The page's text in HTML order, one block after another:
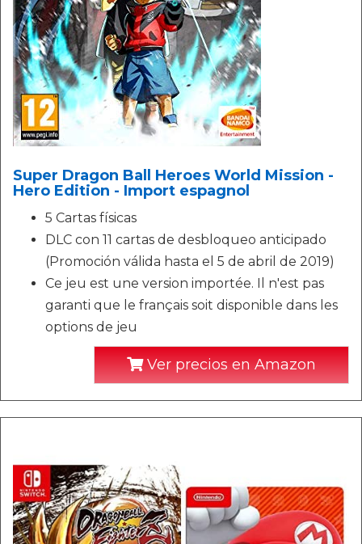
Super Dragon Ball Heroes World Mission -
Hero Edition - Import espagnol
5 Cartas físicas
DLC con 11 cartas de desbloqueo anticipado
(Promoción válida hasta el 5 de abril de 2019)
Ce jeu est une version importée. Il n'est pas
garanti que le français soit disponible dans les
options de jeu
Ver precios en Amazon